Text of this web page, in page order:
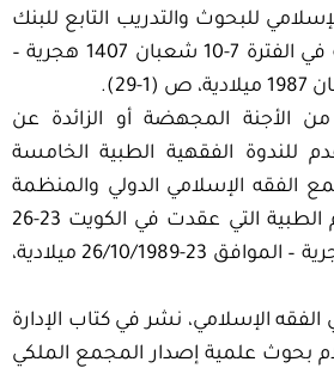
للبحوث والتدريب التابع للبنك
الإسلامي للتنمية في الفترة 7-10 شعبان 1407 هجرية –
الأجنة المجهضة أو الزائدة عن
للندوة الفقهية الطبية الخامسة
الفقه الإسلامي الدولي والمنظمة
الإسلامية للعلوم الطبية التي عقدت في الكويت 23-26
ربيع أول 1410 هجرية – الموافق 23-26/10/1989 ميلادية،
الفقه الإسلامي، نشر في كتاب الإدارة
بحوث علمية إصدار المجمع الملكي